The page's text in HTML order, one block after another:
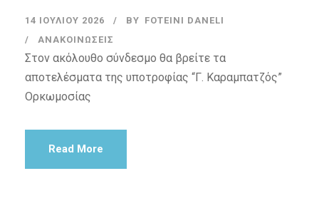
14 ΙΟΥΛΊΟΥ 2026 BY FOTEINI DANELI
ΑΝΑΚΟΙΝΏΣΕΙΣ
Στον ακόλουθο σύνδεσμο θα βρείτε τα
αποτελέσματα της υποτροφίας “Γ. Καραμπατζός”
Ορκωμοσίας
Read More